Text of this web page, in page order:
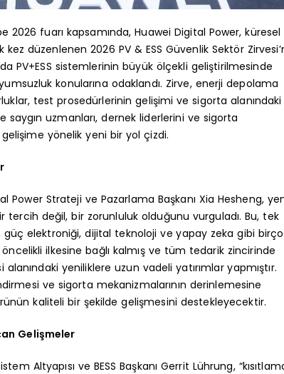
2026 fuarı kapsamında, Huawei Digital Power, küresel
düzenlenen 2026 PV & ESS Güvenlik Sektör
PV+ESS sistemlerinin büyük ölçekli geliştirilmesinde
konularına odaklandı. Zirve, enerji depolama
test prosedürlerinin gelişimi ve sigorta alanındaki
uzmanları, dernek liderlerini ve sigorta
yönelik yeni bir yol çizdi.
Power Strateji ve Pazarlama Başkanı Xia Hesheng,
tercih değil, bir zorunluluk olduğunu vurguladı. Bu, tek
elektroniği, dijital teknoloji ve yapay zeka gibi
ilkesine bağlı kalmış ve tüm tedarik zincirinde
yeniliklere uzun vadeli yatırımlar yapmıştır.
ve sigorta mekanizmalarının derinlemesine
kaliteli bir şekilde gelişmesini destekleyecektir.
Gelişmeler
Altyapısı ve BESS Başkanı Gerrit Lührung,